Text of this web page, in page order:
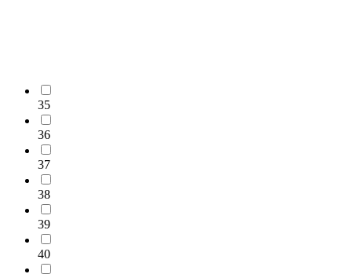
35
36
37
38
39
40